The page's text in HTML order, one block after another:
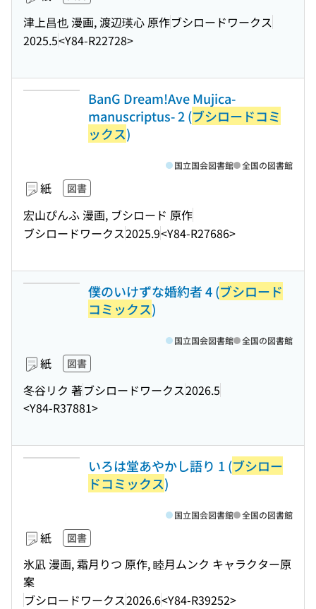
津上昌也 漫画, 渡辺瑛心 原作ブシロードワークス
2025.5<Y84-R22728>
BanG Dream!Ave Mujica-
manuscriptus- 2 (ブシロードコミ
ックス)
紙 図書
宏山ぴんふ 漫画, ブシロード 原作
ブシロードワークス2025.9<Y84-R27686>
国立国会図書館 全国の図書館
僕のいけずな婚約者 4 (ブシロード
コミックス)
紙 図書
冬谷リク 著ブシロードワークス2026.5
<Y84-R37881>
国立国会図書館 全国の図書館
いろは堂あやかし語り 1 (ブシロー
ドコミックス)
紙 図書
氷凪 漫画, 霜月りつ 原作, 睦月ムンク キャラクター原
案
ブシロードワークス2026.6<Y84-R39252>
国立国会図書館 全国の図書館